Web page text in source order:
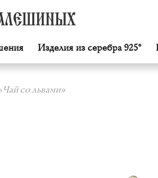
Изделия из серебра 925°
со львами»